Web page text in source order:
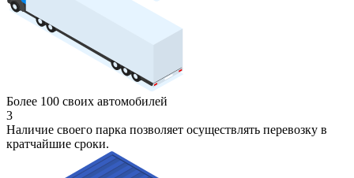
Более 100 своих автомобилей
3
Наличие своего парка позволяет осуществлять перевозку в
кратчайшие сроки.